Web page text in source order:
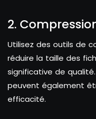
2.
Utilisez des outils de
réduire la taille des
significative de
peuvent également
efficacité.